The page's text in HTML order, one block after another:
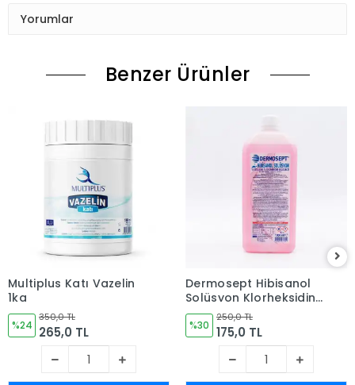
Yorumlar
Benzer Ürünler
Multiplus Katı Vazelin
1kg
%24
350,0 TL
265,0 TL
Dermosept Hibisanol
Solüsyon Klorheksidin
(CHLORHEXİDİNE %4) (
Alkol Bazlı (10%) 1 LT
%30
250,0 TL
175,0 TL